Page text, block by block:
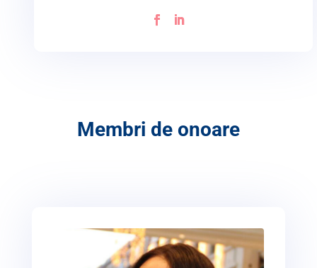
Membri de onoare